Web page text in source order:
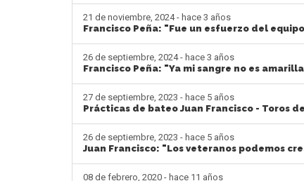
21 de noviembre, 2024 - hace 3 años
Francisco Peña: "Fue un esfuerzo del
26 de septiembre, 2024 - hace 3 años
Francisco Peña: "Ya mi sangre no es
27 de septiembre, 2023 - hace 5 años
Prácticas de bateo Juan Francisco - Toros
26 de septiembre, 2023 - hace 5 años
Juan Francisco: "Los veteranos podemos
08 de febrero, 2020 - hace 11 años